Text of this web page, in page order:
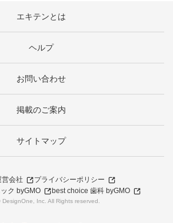
エキテンとは
ヘルプ
お問い合わせ
掲載のご案内
サイトマップ
営会社
プライバシーポリシー
ク byGMO
best choice 歯科 byGMO
DesignOne, Inc. All Rights reserved.